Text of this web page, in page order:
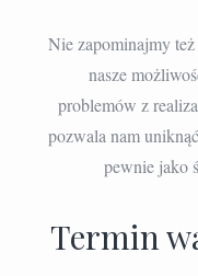
Nie zapominajmy
nasze
problemów z
pozwala nam
pewnie jako
Termin